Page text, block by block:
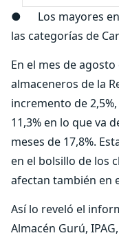
● Los mayores
las categorías de
En el mes de
almaceneros de la
incremento de
11,3% en lo que va
meses de 17,8%.
en el bolsillo de los
afectan también en
Así lo reveló el
Almacén Gurú,